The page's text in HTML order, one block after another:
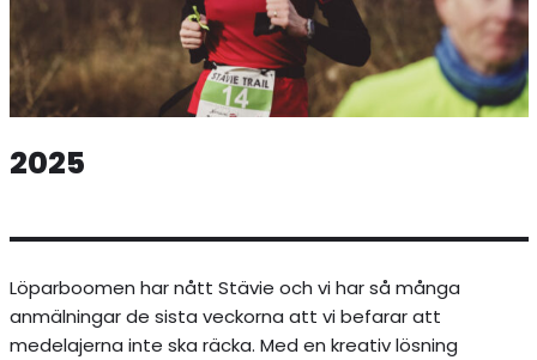
2025
Löparboomen har nått Stävie och vi har så många
anmälningar de sista veckorna att vi befarar att
medelajerna inte ska räcka. Med en kreativ lösning